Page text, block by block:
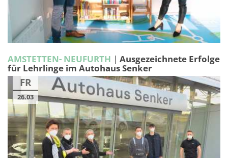
AMSTETTEN- NEUFURTH | Ausgezeichnete Erfolge
für Lehrlinge im Autohaus Senker
FR
26.03